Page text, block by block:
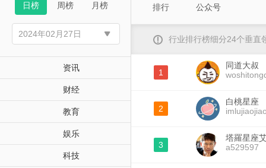
日榜 周榜 月榜
资讯
财经
教育
娱乐
科技
排行 公众号
行业排行榜细分24个垂直
1
同道大叔
2
白桃星座
3
塔羅星座
a529597